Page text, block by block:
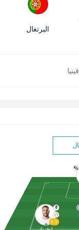
8
6.3
لوفريك
البرتغال